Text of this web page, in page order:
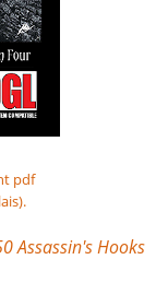
pdf
Assassin's Hooks